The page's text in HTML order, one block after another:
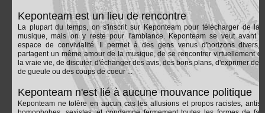
Keponteam est un lieu de rencontre
La plupart du temps, on s'inscrit sur Keponteam pour télécharger de la
musique, mais on y reste pour l'ambiance. Keponteam se veut avant
espace de convivialité. Il permet à des gens venus d'horizons divers,
partagent un même amour de la musique, de se rencontrer virtuellement
la vraie vie, de discuter, d'échanger des avis, des bons plans, d'exprimer des
de gueule ou des coups de coeur ...
Keponteam n'est lié à aucune mouvance politique
Keponteam ne tolère en aucun cas les allusions et propos racistes,